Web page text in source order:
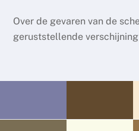
Over de gevaren van de
geruststellende